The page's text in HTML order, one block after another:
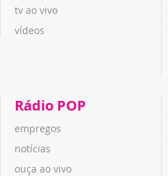
tv ao vivo
vídeos
Rádio POP
empregos
notícias
ouça ao vivo